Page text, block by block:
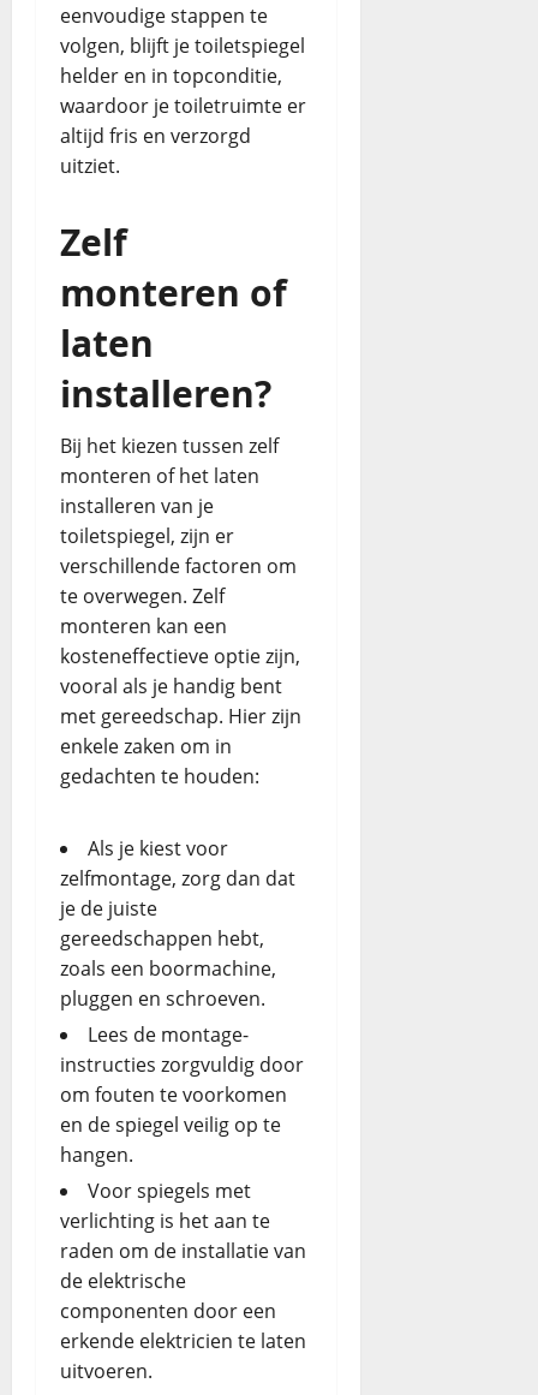
eenvoudige stappen te
volgen, blijft je toiletspiegel
helder en in topconditie,
waardoor je toiletruimte er
altijd fris en verzorgd
uitziet.
Zelf
monteren of
laten
installeren?
Bij het kiezen tussen zelf
monteren of het laten
installeren van je
toiletspiegel, zijn er
verschillende factoren om
te overwegen. Zelf
monteren kan een
kosteneffectieve optie zijn,
vooral als je handig bent
met gereedschap. Hier zijn
enkele zaken om in
gedachten te houden:
Als je kiest voor
zelfmontage, zorg dan dat
je de juiste
gereedschappen hebt,
zoals een boormachine,
pluggen en schroeven.
Lees de montage-
instructies zorgvuldig door
om fouten te voorkomen
en de spiegel veilig op te
hangen.
Voor spiegels met
verlichting is het aan te
raden om de installatie van
de elektrische
componenten door een
erkende elektricien te laten
uitvoeren.